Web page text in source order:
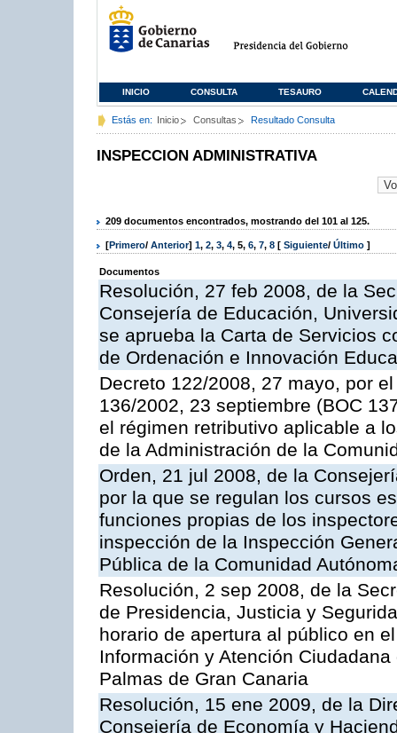
INICIO CONSULTA TESAURO
Estás en: Inicio Consultas Resultado Consulta
INSPECCION ADMINISTRATIVA
209 documentos encontrados, mostrando del 101 al 125.
[Primero/ Anterior] 1, 2, 3, 4, 5, 6, 7, 8 [ Siguiente/ Último ]
Documentos
Resolución, 27 feb 2008, de la
Consejería de Educación,
se aprueba la Carta de Servicios
de Ordenación e Innovación
Decreto 122/2008, 27 mayo, por
136/2002, 23 septiembre (BOC
el régimen retributivo aplicable a
de la Administración de la
Orden, 21 jul 2008, de la
por la que se regulan los cursos
funciones propias de los
inspección de la Inspección
Pública de la Comunidad
Resolución, 2 sep 2008, de la
de Presidencia, Justicia y
horario de apertura al público en
Información y Atención
Palmas de Gran Canaria
Resolución, 15 ene 2009, de la
Consejería de Economía y